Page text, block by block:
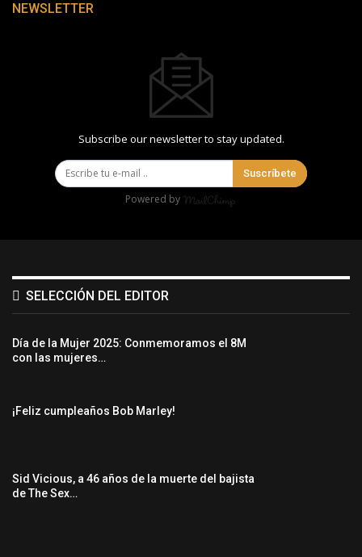
NEWSLETTER
Subscribe our newsletter to stay updated.
Suscríbete
Powered by
SELECCIÓN DEL EDITOR
Día de la Mujer 2025: Conmemoramos el 8M
con las mujeres…
¡Feliz cumpleaños Bob Marley!
Sid Vicious, a 46 años de la muerte del bajista
de The Sex…